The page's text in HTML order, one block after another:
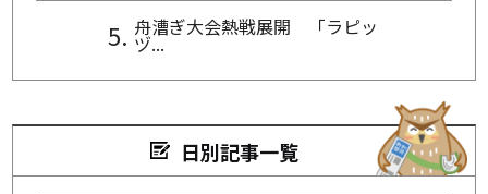
舟漕ぎ大会熱戦展開 「ラピッ
ヅ...
日別記事一覧